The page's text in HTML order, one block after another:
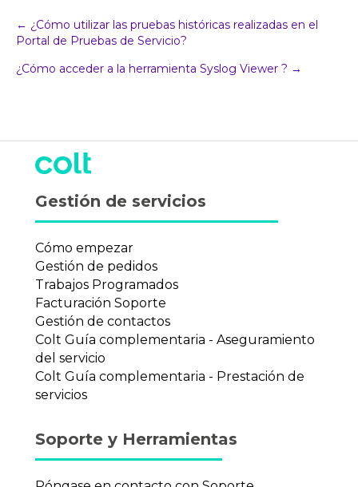
Navegación
del
← ¿Cómo utilizar las pruebas históricas realizadas en el
Portal de Pruebas de Servicio?
¿Cómo acceder a la herramienta Syslog Viewer ? →
Gestión de servicios
Cómo empezar
Gestión de pedidos
Trabajos Programados
Facturación Soporte
Gestión de contactos
Colt Guía complementaria - Aseguramiento
del servicio
Colt Guía complementaria - Prestación de
servicios
Soporte y Herramientas